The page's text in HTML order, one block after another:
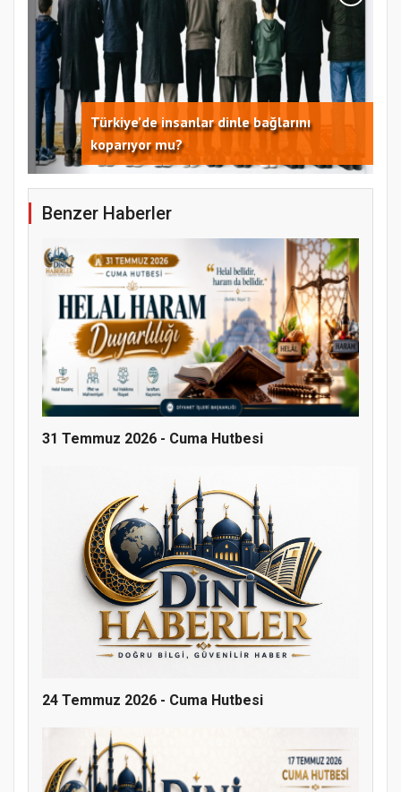
Samsun Atakum’da 15 Temmuz Programı
Doğanyol'da Temel Dini Bilgiler Sınavı
Gerçekleştirildi
Benzer Haberler
31 Temmuz 2026 - Cuma Hutbesi
24 Temmuz 2026 - Cuma Hutbesi